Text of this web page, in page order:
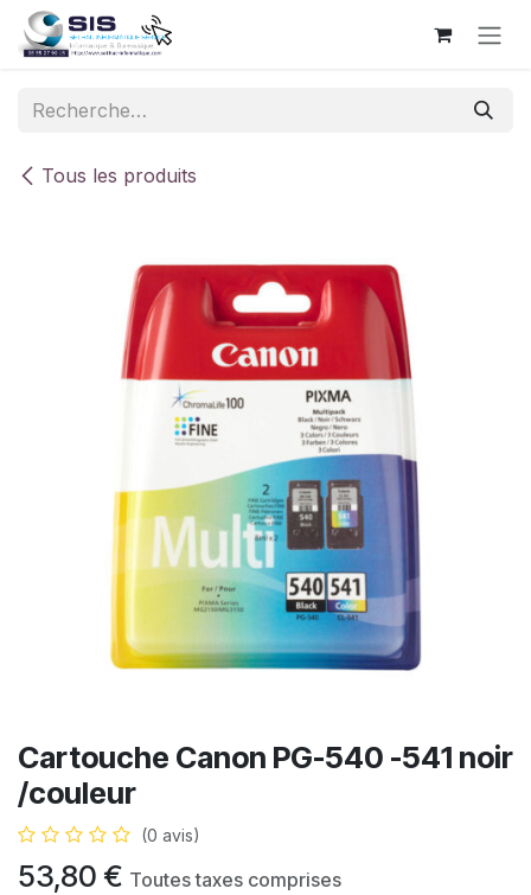
Se rendre au contenu
Tous les produits
Cartouche Canon PG-540 -541 noir
/couleur
(0 avis)
53,80 € Toutes taxes comprises